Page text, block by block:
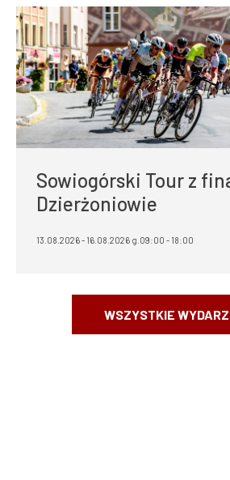
Sowiogórski Tour z
Dzierżoniowie
13.08.2026 - 16.08.2026 g.09:00 - 18:00
WSZYSTKIE